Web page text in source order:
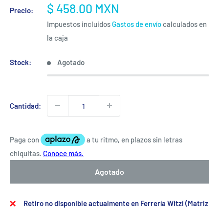
Precio:
Precio
de
venta
$ 458.00 MXN
Impuestos incluidos Gastos de envío calculados en
la caja
Stock: Agotado
Cantidad:
Agotado
Retiro no disponible actualmente en Ferrería Witzi (Matriz